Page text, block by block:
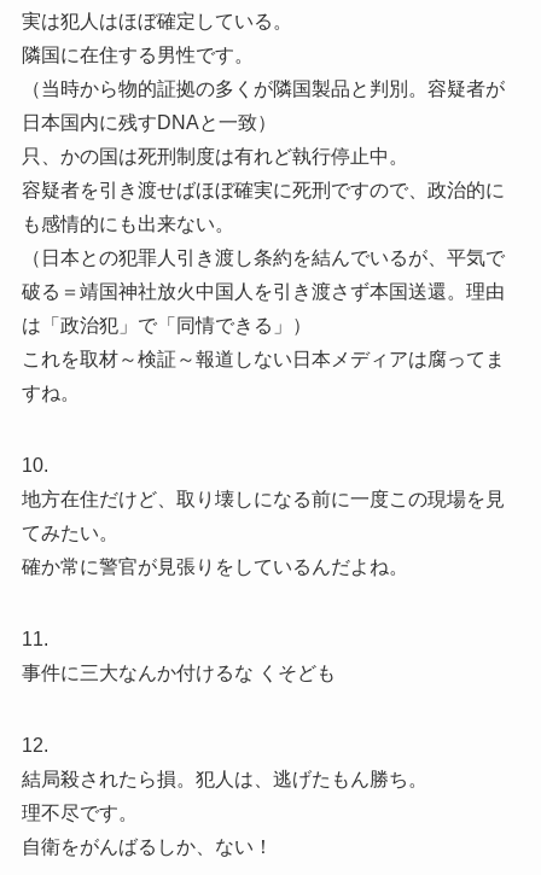
実は犯人はほぼ確定している。
隣国に在住する男性です。
（当時から物的証拠の多くが隣国製品と判別。容疑者が
日本国内に残すDNAと一致）
只、かの国は死刑制度は有れど執行停止中。
容疑者を引き渡せばほぼ確実に死刑ですので、政治的に
も感情的にも出来ない。
（日本との犯罪人引き渡し条約を結んでいるが、平気で
破る＝靖国神社放火中国人を引き渡さず本国送還。理由
は「政治犯」で「同情できる」）
これを取材～検証～報道しない日本メディアは腐ってま
すね。
10.
地方在住だけど、取り壊しになる前に一度この現場を見
てみたい。
確か常に警官が見張りをしているんだよね。
11.
事件に三大なんか付けるな くそども
12.
結局殺されたら損。犯人は、逃げたもん勝ち。
理不尽です。
自衛をがんばるしか、ない！